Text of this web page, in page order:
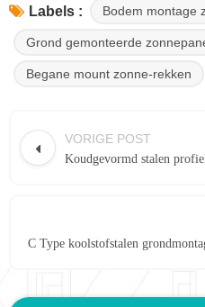
Labels : Bodem montage
Grond gemonteerde
Begane mount zonne-rekken
VORIGE POST
C Type koolstofstalen